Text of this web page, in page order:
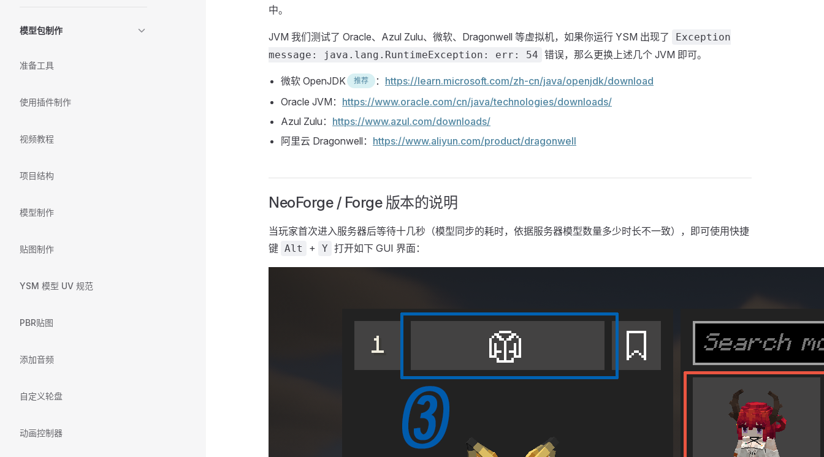
模型包制作
准备工具
使用插件制作
视频教程
项目结构
模型制作
贴图制作
YSM 模型 UV 规范
PBR贴图
添加音频
自定义轮盘
动画控制器
中。
JVM 我们测试了 Oracle、Azul Zulu、微软、Dragonwell 等虚拟机，如果你运行 YSM 出现了
Exception
message: java.lang.RuntimeException: err: 54 错误，那么更换上述几个 JVM 即可。
微软 OpenJDK 推荐 ： https://learn.microsoft.com/zh-cn/java/openjdk/download
Oracle JVM： https://www.oracle.com/cn/java/technologies/downloads/
Azul Zulu： https://www.azul.com/downloads/
阿里云 Dragonwell： https://www.aliyun.com/product/dragonwell
NeoForge / Forge 版本的说明
当玩家首次进入服务器后等待十几秒（模型同步的耗时，依据服务器模型数量多少时长不一致），即可使用快捷
键 Alt + Y 打开如下 GUI 界面：